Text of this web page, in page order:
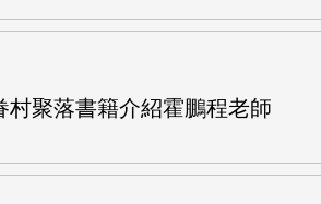
村聚落書籍介紹霍鵬程老師